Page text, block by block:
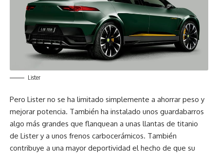
Lister
Pero Lister no se ha limitado simplemente a ahorrar peso y
mejorar potencia. También ha instalado unos guardabarros
algo más grandes que flanquean a unas llantas de titanio
de Lister y a unos frenos carbocerámicos. También
contribuye a una mayor deportividad el hecho de que su